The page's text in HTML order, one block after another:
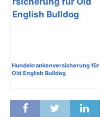
Hundekrankenversicherung für
Old English Bulldog